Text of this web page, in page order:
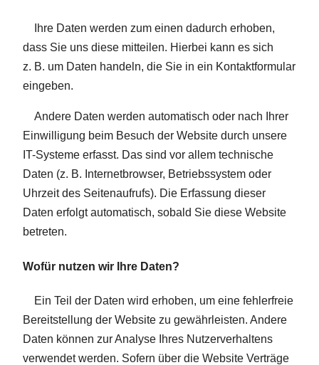
Ihre Daten werden zum einen dadurch erhoben,
dass Sie uns diese mitteilen. Hierbei kann es sich
z. B. um Daten handeln, die Sie in ein Kontaktformular
eingeben.
Andere Daten werden automatisch oder nach Ihrer
Einwilligung beim Besuch der Website durch unsere
IT-Systeme erfasst. Das sind vor allem technische
Daten (z. B. Internetbrowser, Betriebssystem oder
Uhrzeit des Seitenaufrufs). Die Erfassung dieser
Daten erfolgt automatisch, sobald Sie diese Website
betreten.
Wofür nutzen wir Ihre Daten?
Ein Teil der Daten wird erhoben, um eine fehlerfreie
Bereitstellung der Website zu gewährleisten. Andere
Daten können zur Analyse Ihres Nutzerverhaltens
verwendet werden. Sofern über die Website Verträge